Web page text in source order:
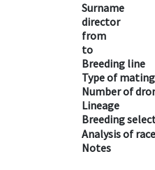
Surname
director
from
to
Breeding line
Type of
Number of
Lineage
Breeding
Analysis of
Notes